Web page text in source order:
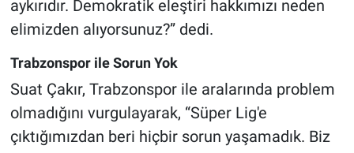
aykırıdır. Demokratik eleştiri hakkımızı neden
elimizden alıyorsunuz?” dedi.
Trabzonspor ile Sorun Yok
Suat Çakır, Trabzonspor ile aralarında problem
olmadığını vurgulayarak, “Süper Lig'e
çıktığımızdan beri hiçbir sorun yaşamadık. Biz